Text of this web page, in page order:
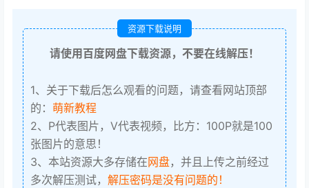
资源下载说明
请使用百度网盘下载资源，不要在线解压！
1、关于下载后怎么观看的问题，请查看网站顶部
的： 萌新教程
2、P代表图片，V代表视频，比方：100P就是100
张图片的意思！
3、本站资源大多存储在网盘，并且上传之前经过
多次解压测试， 解压密码是没有问题的！